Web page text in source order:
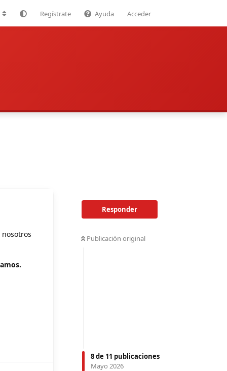
Regístrate Ayuda Acceder
Responder
Publicación original
8de 11 publicaciones
Mayo 2026